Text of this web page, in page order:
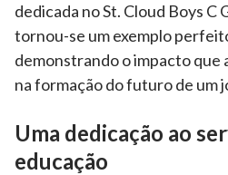
dedicada no St. Cloud Boys C
tornou-se um exemplo
demonstrando o impacto que
na formação do futuro de um
Uma dedicação ao
educação